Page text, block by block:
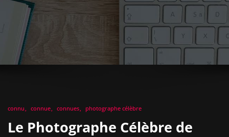
connu connue connues photographe célèbre
Le Photographe Célèbre de